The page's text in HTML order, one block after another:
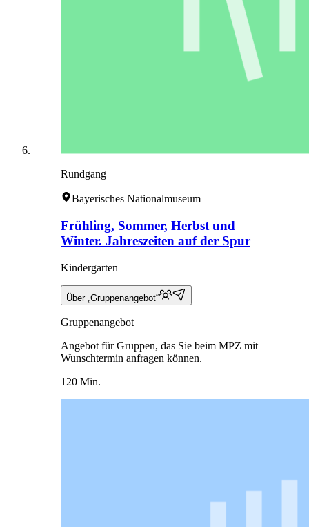
Rundgang
Bayerisches Nationalmuseum
Frühling, Sommer, Herbst und
Winter. Jahreszeiten auf der Spur
Kindergarten
Über „Gruppenangebot“
Gruppenangebot
Angebot für Gruppen, das Sie beim MPZ mit
Wunschtermin anfragen können.
120 Min.